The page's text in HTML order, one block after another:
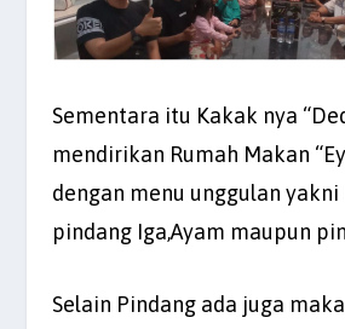
Sementara itu Kakak nya
mendirikan Rumah Makan
dengan menu unggulan
pindang Iga,Ayam maupun
Selain Pindang ada juga